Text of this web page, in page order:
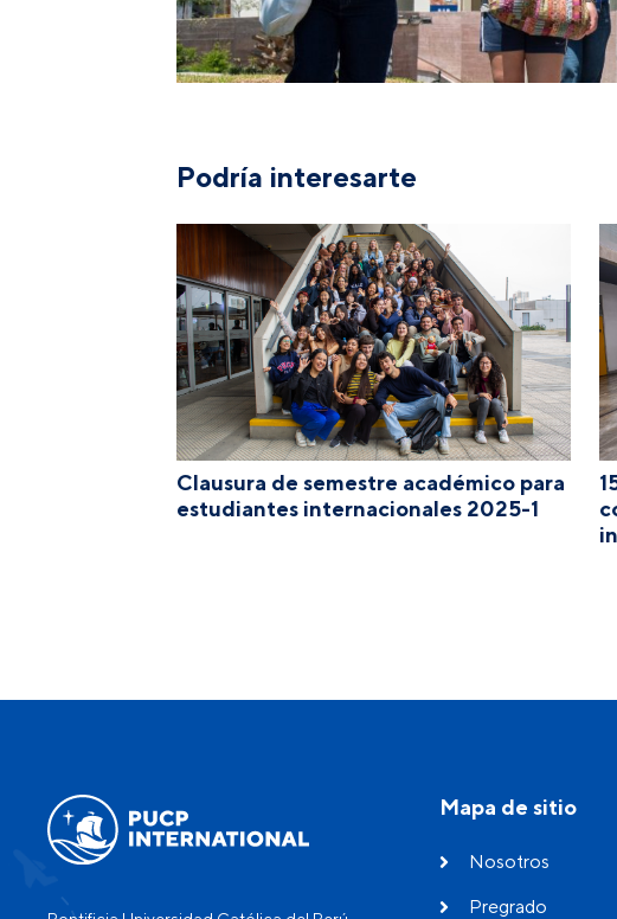
Podría interesarte
Clausura de semestre académico para
estudiantes internacionales 2025-1
Mapa de sitio
Nosotros
Pregrado